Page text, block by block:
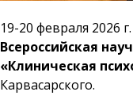
19-20 февраля 2026
Всероссийская
«Клиническая
Карвасарского.